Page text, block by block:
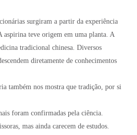
surgiram a partir da experiência
aspirina teve origem em uma planta. A
tradicional chinesa. Diversos
diretamente de conhecimentos
também nos mostra que tradição, por si
foram confirmadas pela ciência.
mas ainda carecem de estudos.